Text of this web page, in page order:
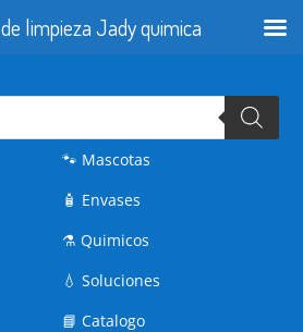
🐾 Mascotas
🧴 Envases
⚗️Quimicos
💧Soluciones
📘Catalogo
limpieza Jady quimica